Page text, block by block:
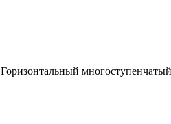
Горизонтальный